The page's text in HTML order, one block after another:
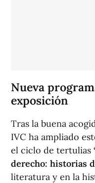
Nueva
exposición
Tras la buena
IVC ha ampliado
el ciclo de tertulias
derecho: historias
literatura y en la